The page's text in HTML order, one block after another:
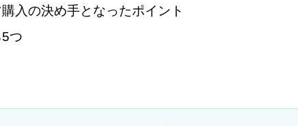
入の決め手となったポイント
つ